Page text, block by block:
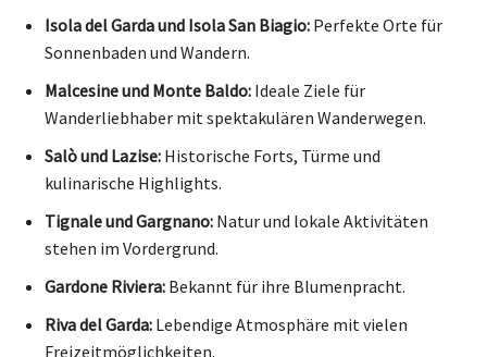
Isola del Garda und Isola San Biagio: Perfekte Orte für
Sonnenbaden und Wandern.
Malcesine und Monte Baldo: Ideale Ziele für
Wanderliebhaber mit spektakulären Wanderwegen.
Salò und Lazise: Historische Forts, Türme und
kulinarische Highlights.
Tignale und Gargnano: Natur und lokale Aktivitäten
stehen im Vordergrund.
Gardone Riviera: Bekannt für ihre Blumenpracht.
Riva del Garda: Lebendige Atmosphäre mit vielen
Freizeitmöglichkeiten.